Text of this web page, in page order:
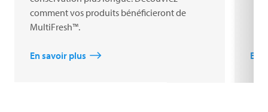
comment vos produits bénéficieront de
MultiFresh™.
En savoir plus En